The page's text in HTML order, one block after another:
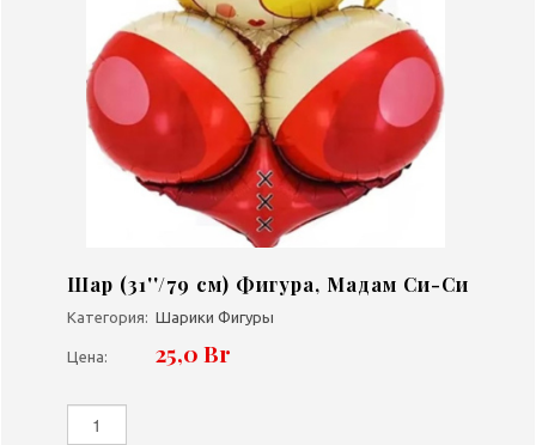
Шар (31''/79 см) Фигура, Мадам Си-Си
Категория: Шарики Фигуры
Цена: 25,0 Br